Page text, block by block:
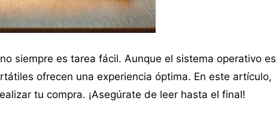
siempre es tarea fácil. Aunque el sistema operativo es
ofrecen una experiencia óptima. En este artículo,
tu compra. ¡Asegúrate de leer hasta el final!